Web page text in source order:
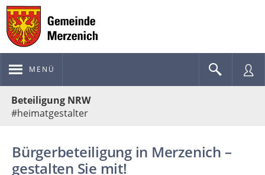
MENÜ
Beteiligung NRW
#heimatgestalter
Bürgerbeteiligung in Merzenich –
gestalten Sie mit!